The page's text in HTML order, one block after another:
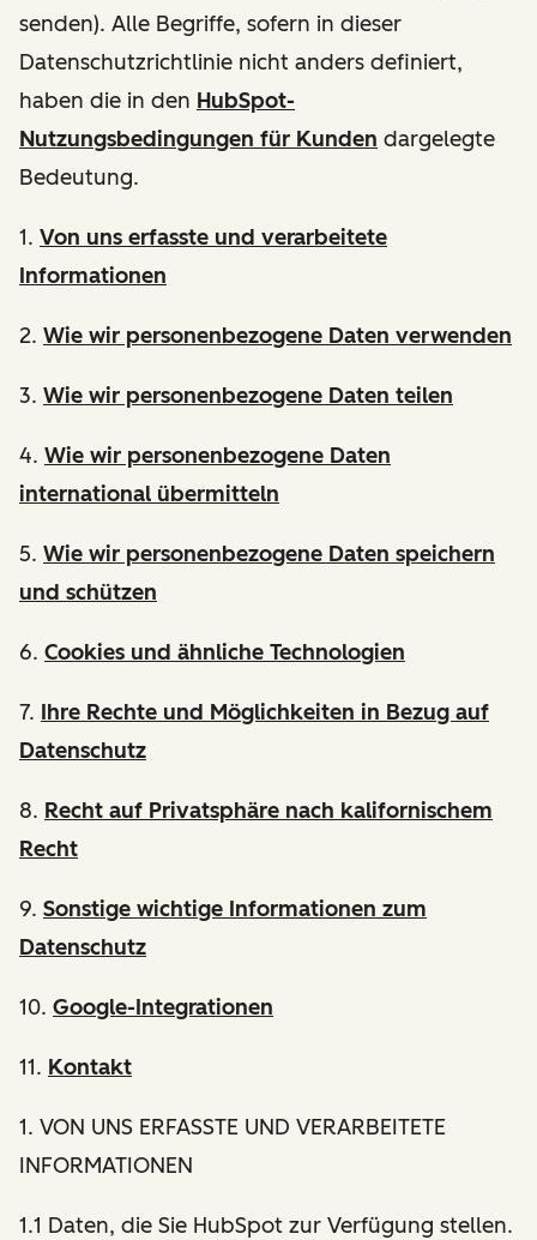
senden). Alle Begriffe, sofern in dieser
Datenschutzrichtlinie nicht anders definiert,
haben die in den HubSpot-
Nutzungsbedingungen für Kunden dargelegte
Bedeutung.
1. Von uns erfasste und verarbeitete
Informationen
2. Wie wir personenbezogene Daten verwenden
3. Wie wir personenbezogene Daten teilen
4. Wie wir personenbezogene Daten
international übermitteln
5. Wie wir personenbezogene Daten speichern
und schützen
6. Cookies und ähnliche Technologien
7. Ihre Rechte und Möglichkeiten in Bezug auf
Datenschutz
8. Recht auf Privatsphäre nach kalifornischem
Recht
9. Sonstige wichtige Informationen zum
Datenschutz
10. Google-Integrationen
11. Kontakt
1. VON UNS ERFASSTE UND VERARBEITETE
INFORMATIONEN
1.1 Daten, die Sie HubSpot zur Verfügung stellen.